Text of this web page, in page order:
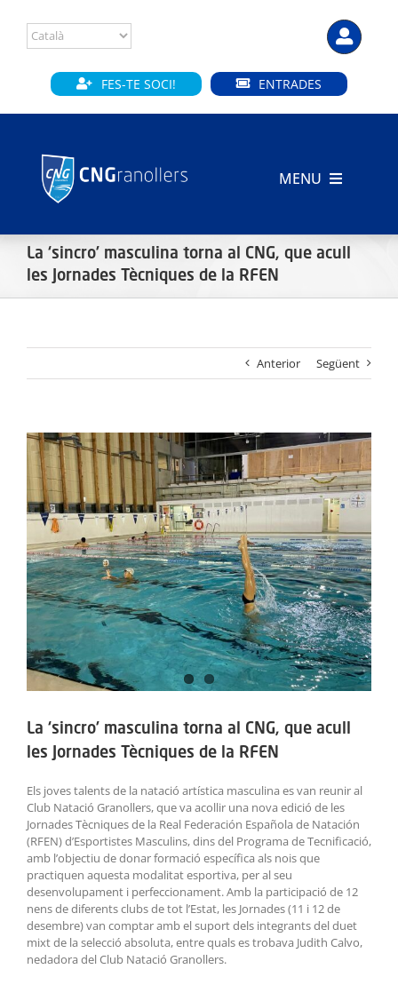
content
FES-TE SOCI! ENTRADES
MENU
CLUB
SERVEIS
INFANTS
BLOG
EMPRESES
CONTACTE
TREBALLA AMB NOSALTRES!
La ‘sincro’ masculina torna al CNG, que acull
les Jornades Tècniques de la RFEN
Anterior Següent
View
Larger
Image
La ‘sincro’ masculina torna al CNG, que acull
les Jornades Tècniques de la RFEN
Els joves talents de la natació artística masculina es van reunir al
Club Natació Granollers, que va acollir una nova edició de les
Jornades Tècniques de la Real Federación Española de Natación
(RFEN) d’Esportistes Masculins, dins del Programa de Tecnificació,
amb l’objectiu de donar formació específica als nois que
practiquen aquesta modalitat esportiva, per al seu
desenvolupament i perfeccionament. Amb la participació de 12
nens de diferents clubs de tot l’Estat, les Jornades (11 i 12 de
desembre) van comptar amb el suport dels integrants del duet
mixt de la selecció absoluta, entre quals es trobava Judith Calvo,
nedadora del Club Natació Granollers.